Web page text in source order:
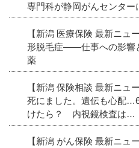
専門科が静岡がんセンター
【新潟 医療保険 最新ニュ
形脱毛症――仕事への影響
薬
【新潟 保険相談 最新ニュ
死にました。遺伝も心配
けたら？ 内視鏡検査は…
【新潟 がん保険 最新ニュ